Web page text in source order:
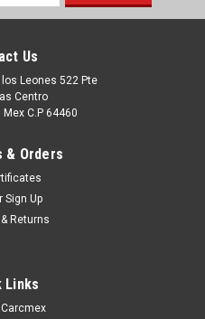
Us
Leones 522 Pte
Centro
Mex C.P 64460
& Orders
Sign Up
Returns
Links